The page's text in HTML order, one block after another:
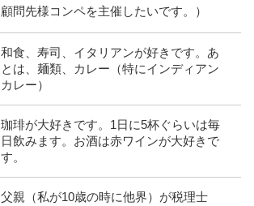
顧問先様コンペを主催したいです。）
和食、寿司、イタリアンが好きです。あ
とは、麺類、カレー（特にインディアン
カレー）
珈琲が大好きです。1日に5杯ぐらいは毎
日飲みます。お酒は赤ワインが大好きで
す。
父親（私が10歳の時に他界）が税理士